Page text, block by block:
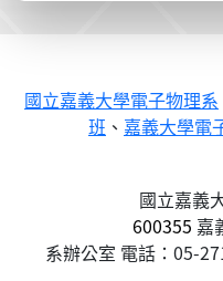
國立嘉義大學電子物理系
班 、 嘉義大學電
國立嘉義
600355 嘉
系辦公室 電話：05-